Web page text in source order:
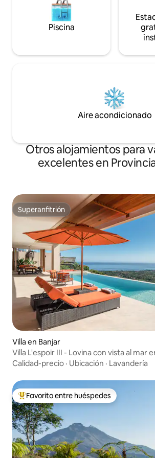
Piscina
Aire acondicionado
Otros alojamientos para
excelentes en
Superanfitrión
Superanfitrión
Villa en Banjar
Villa L'espoir III - Lovina con vista al mar
Calidad-precio · Ubicación · Lavandería
Favorito entre huéspedes preferido
Favorito entre huéspedes